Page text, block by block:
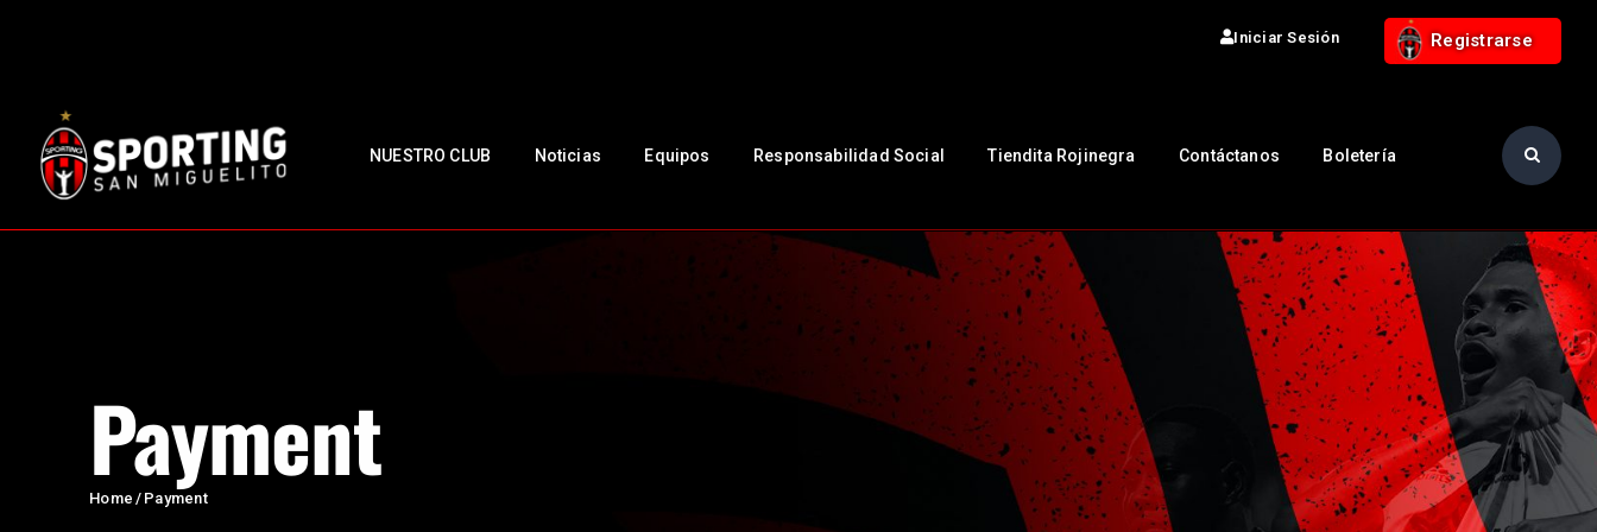
Iniciar Sesión Registrarse
NUESTRO CLUB Noticias Equipos Responsabilidad Social Tiendita Rojinegra Contáctanos Boletería
Payment
Home Payment
Responsabilidad Social
Contáctanos